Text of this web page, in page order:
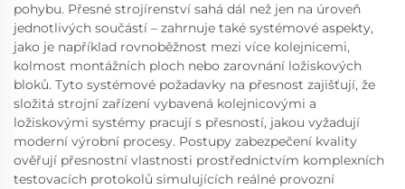
pohybu. Přesné strojírenství sahá dál než jen na úroveň
jednotlivých součástí – zahrnuje také systémové aspekty,
jako je například rovnoběžnost mezi více kolejnicemi,
kolmost montážních ploch nebo zarovnání ložiskových
bloků. Tyto systémové požadavky na přesnost zajišťují, že
složitá strojní zařízení vybavená kolejnicovými a
ložiskovými systémy pracují s přesností, jakou vyžadují
moderní výrobní procesy. Postupy zabezpečení kvality
ověřují přesnostní vlastnosti prostřednictvím komplexních
testovacích protokolů simulujících reálné provozní